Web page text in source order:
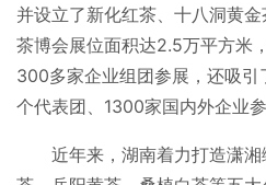
并设立了新化红茶、十八洞黄
茶博会展位面积达2.5万平方米
300多家企业组团参展，还吸
个代表团、1300家国内外企业参
近年来，湖南着力打造潇